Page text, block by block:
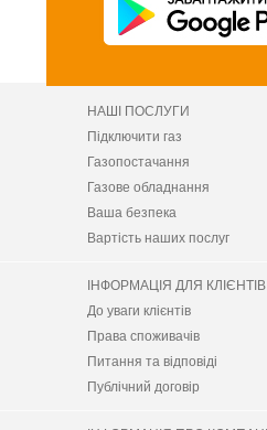
НАШІ ПОСЛУГИ
Підключити газ
Газопостачання
Газове обладнання
Ваша безпека
Вартість наших послуг
ІНФОРМАЦІЯ ДЛЯ КЛІЄНТІВ
До уваги клієнтів
Права споживачів
Питання та відповіді
Публічний договір